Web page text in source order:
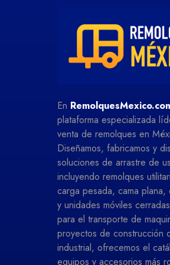
En
plataforma especializada
venta de remolques en
Diseñamos, fabricamos y
soluciones de arrastre de
incluyendo remolques
carga pesada, cama
y unidades móviles
para el transporte de
proyectos de construcción
industrial, ofrecemos el
equipos y accesorios más